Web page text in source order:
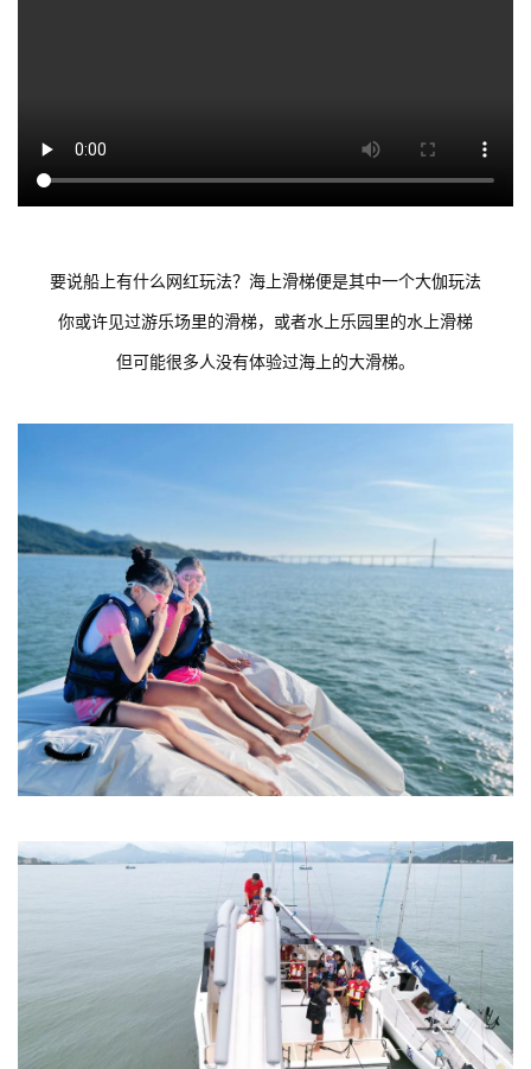
要说船上有什么网红玩法？海上滑梯便是其中一个大伽玩法
你或许见过游乐场里的滑梯，或者水上乐园里的水上滑梯
但可能很多人没有体验过海上的大滑梯。